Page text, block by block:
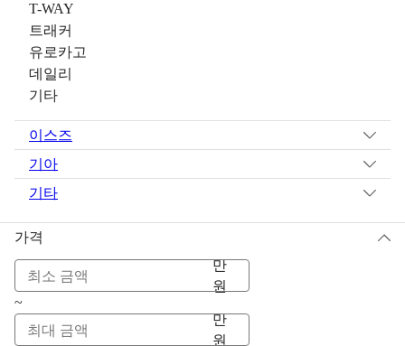
T-WAY
트래커
유로카고
데일리
기타
이스즈
기아
기타
가격
만
원
~
만
원